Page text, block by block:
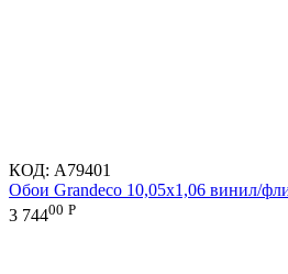
КОД: A79401
Обои Grandeco 10,05х1,06 винил/
3 74400 Р